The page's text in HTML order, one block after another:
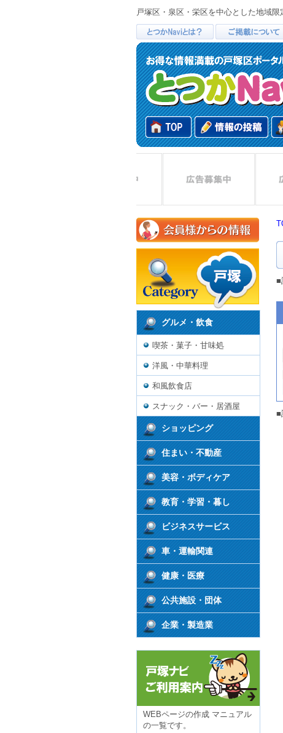
戸塚区・泉区・栄区を中心とした地域
グルメ・飲食
喫茶・菓子・甘味処
洋風・中華料理
和風飲食店
スナック・バー・居酒屋
ショッピング
住まい・不動産
美容・ボディケア
教育・学習・暮し
ビジネスサービス
車・運輸関連
健康・医療
公共施設・団体
企業・製造業
WEBページの作成 マニュアル
の一覧です。
■
■